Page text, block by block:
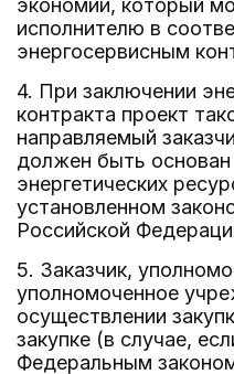
экономии, который
исполнителю в
энергосервисным
4. При заключении
контракта проект
направляемый
должен быть
энергетических
установленном
Российской
5. Заказчик,
уполномоченное
осуществлении
закупке (в случае,
Федеральным